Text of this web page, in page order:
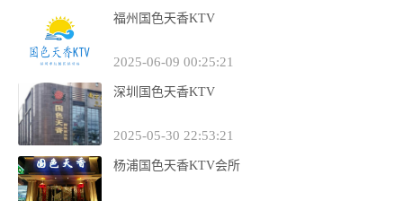
福州国色天香KTV
2025-06-09 00:25:21
深圳国色天香KTV
2025-05-30 22:53:21
杨浦国色天香KTV会所